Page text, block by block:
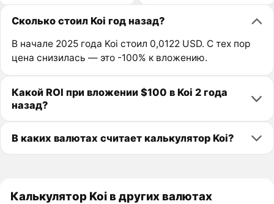
Сколько стоил Koi год назад?
В начале 2025 года Koi стоил 0,0122 USD. С тех пор
цена снизилась — это -100% к вложению.
Какой ROI при вложении $100 в Koi 2 года
назад?
В каких валютах считает калькулятор Koi?
Калькулятор Koi в других валютах